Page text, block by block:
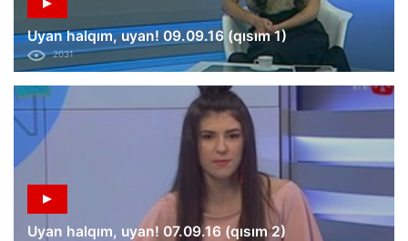
Uyan halqım, uyan! 09.09.16 (qısım 1)
2031
Uyan halqım, uyan! 07.09.16 (qısım 2)